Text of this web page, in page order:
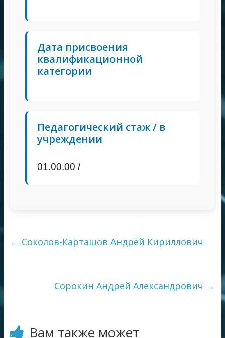
Дата присвоения
квалификационной
категории
Педагогический стаж / в
учреждении
01.00.00 /
← Соколов-Карташов Андрей Кириллович
Сорокин Андрей Александрович →
Вам также может